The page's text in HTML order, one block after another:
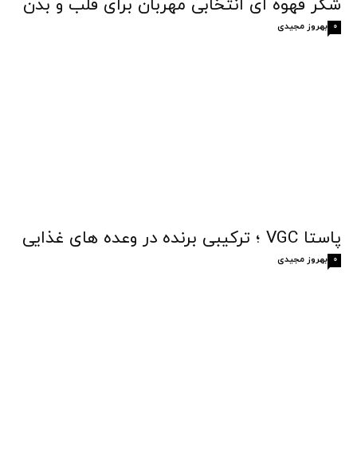
شکر قهوه‌ ای انتخابی مهربان برای قلب و بدن
بهروز مجیدی 0
پاستا VGC ؛ ترکیبی برنده در وعده های غذایی
بهروز مجیدی 0